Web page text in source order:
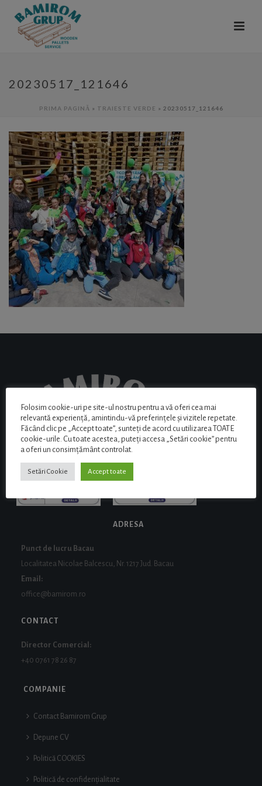
20230517_121646
PRIMA PAGINĂ » TRAIESTE VERDE » 20230517_121646
ADRESA
Punct de lucru Bacau
Localitatea Nicolae Balcescu, Nr. 1217 Jud. Bacau
Email:
office@bamirom.ro
CONTACT
Director Comercial:
+40 0761 78 26 87
COMPANIE
Contact Bamirom Grup
Depune CV
Politică COOKIES
Politică de confidențialitate
Folosim cookie-uri pe site-ul nostru pentru a vă oferi cea mai
relevantă experiență, amintindu-vă preferințele și vizitele repetate.
Făcând clic pe „Accept toate”, sunteți de acord cu utilizarea TOATE
cookie-urile. Cu toate acestea, puteți accesa „Setări cookie” pentru
a oferi un consimțământ controlat.
Setări Cookie Accept toate